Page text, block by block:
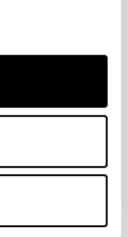
מותג
מידות